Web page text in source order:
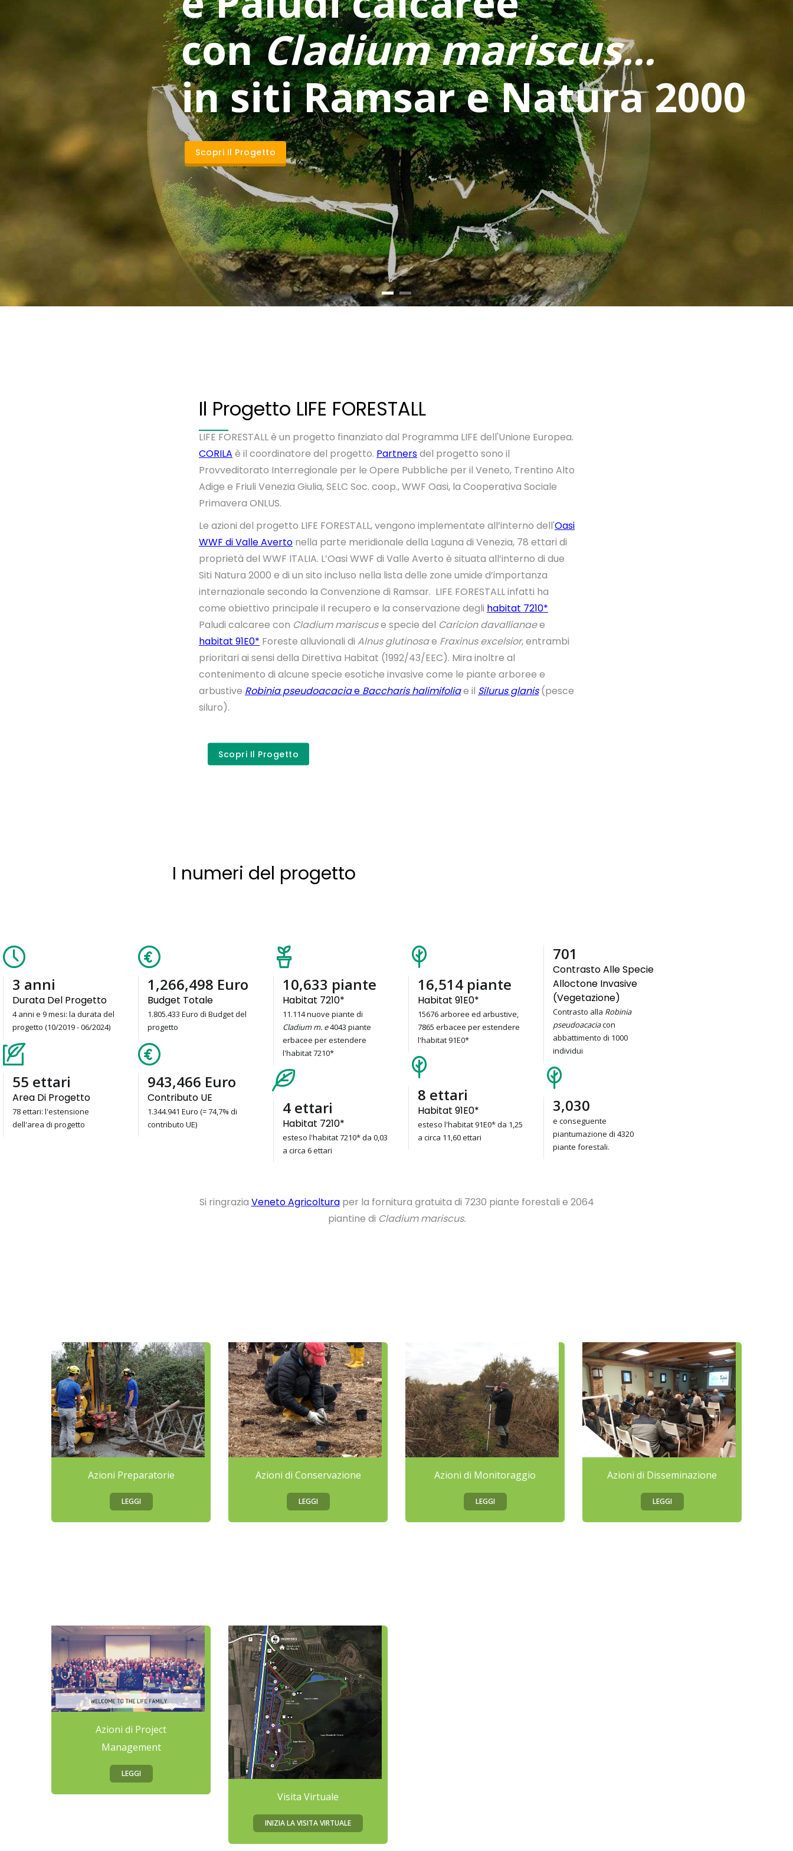
conCladium mariscus...
in siti Ramsar e Natura 2000
Scopri Il Progetto
Il Progetto LIFE FORESTALL
LIFE FORESTALL è un progetto finanziato dal Programma LIFE dell'Unione Europea.
CORILA è il coordinatore del progetto. Partnersdel progetto sono il
Provveditorato Interregionale per le Opere Pubbliche per il Veneto, Trentino Alto
Adige e Friuli Venezia Giulia, SELC Soc. coop., WWF Oasi, la Cooperativa Sociale
Primavera ONLUS.
Le azioni del progetto LIFE FORESTALL, vengono implementate all’interno dell'Oasi
WWF di Valle Averto nella parte meridionale della Laguna di Venezia, 78 ettari di
proprietà del WWF ITALIA. L’Oasi WWF di Valle Averto è situata all’interno di due
Siti Natura 2000 e di un sito incluso nella lista delle zone umide d’importanza
internazionale secondo la Convenzione di Ramsar. LIFE FORESTALL infatti ha
come obiettivo principale il recupero e la conservazione degli habitat 7210*
Paludi calcaree con Cladium mariscuse specie del Caricion davallianaee
habitat 91E0* Foreste alluvionali di Alnus glutinosae Fraxinus excelsior, entrambi
prioritari ai sensi della Direttiva Habitat (1992/43/EEC). Mira inoltre al
contenimento di alcune specie esotiche invasive come le piante arboree e
arbustive Robinia pseudoacaciae Baccharis halimifoliae il Silurus glanis(pesce
siluro).
Scopri Il Progetto
I numeri del progetto
4 anni
Durata Del Progetto
4 anni e 9 mesi: la durata del
progetto (10/2019 - 06/2024)
78 ettari
Area Di Progetto
78 ettari: l'estensione
dell'area di progetto
1,805,433 Euro
Budget Totale
1.805.433 Euro di Budget del
progetto
1,344,941Euro
Contributo UE
1.344.941 Euro (= 74,7% di
contributo UE)
15,157 piante
Habitat 7210*
11.114 nuove piante di
Cladium m. e4043 piante
erbacee per estendere
l'habitat 7210*
6 ettari
Habitat 7210*
esteso l'habitat 7210* da 0,03
a circa 6 ettari
23,541 piante
Habitat 91E0*
15676 arboree ed arbustive,
7865 erbacee per estendere
l'habitat 91E0*
11ettari
Habitat 91E0*
esteso l'habitat 91E0* da 1,25
a circa 11,60 ettari
1,000
Contrasto Alle Specie
Alloctone Invasive
(vegetazione)
Contrasto alla Robinia
pseudoacaciacon
abbattimento di 1000
individui
4,320
e conseguente
piantumazione di 4320
piante forestali.
Si ringrazia Veneto Agricolturaper la fornitura gratuita di 7230 piante forestali e 2064
piantine di Cladium mariscus.
Azioni Preparatorie
LEGGI
Azioni di Conservazione
LEGGI
Azioni di Monitoraggio
LEGGI
Azioni di Disseminazione
LEGGI
Azioni di Project
Management
LEGGI
Visita Virtuale
INIZIA LA VISITA VIRTUALE